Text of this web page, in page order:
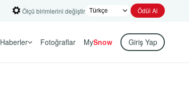
Ölçü birimlerini değiştir Ödül Al
Haberler Fotoğraflar MySnow Giriş Yap